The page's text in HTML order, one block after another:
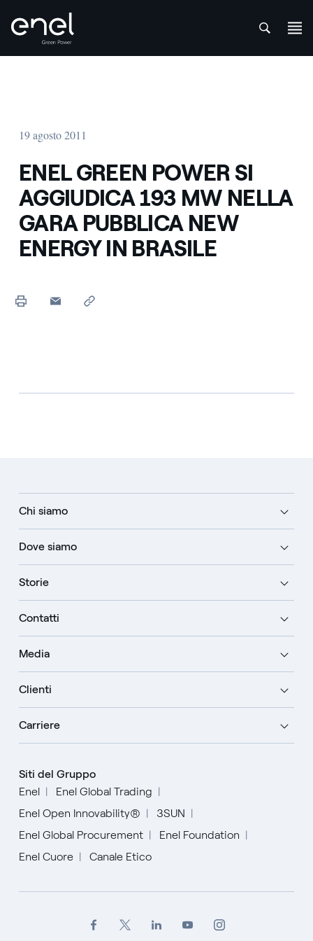
19 agosto 2011
ENEL GREEN POWER SI
AGGIUDICA 193 MW NELLA
GARA PUBBLICA NEW
ENERGY IN BRASILE
Chi siamo
Dove siamo
Storie
Contatti
Media
Clienti
Carriere
Siti del Gruppo
Enel
Enel Global Trading
Enel Open Innovability®
3SUN
Enel Global Procurement
Enel Foundation
Enel Cuore
Canale Etico